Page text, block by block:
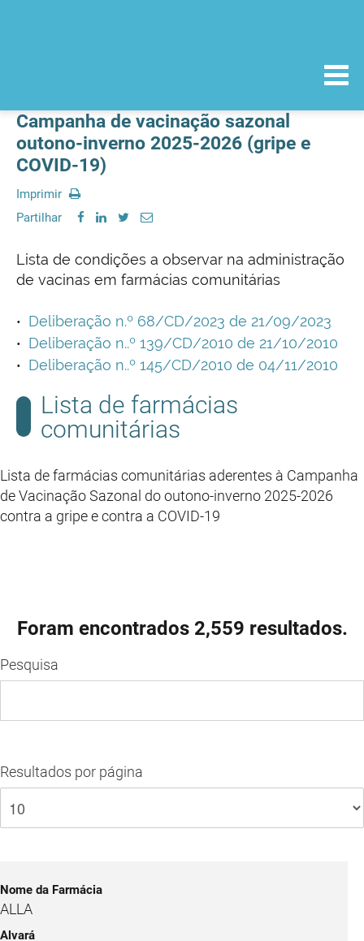
Campanha de vacinação sazonal
outono-inverno 2025-2026 (gripe e
COVID-19)
Imprimir
Partilhar
Lista de condições a observar na administração
de vacinas em farmácias comunitárias
Deliberação n.º 68/CD/2023 de 21/09/2023
Deliberação n..º 139/CD/2010 de 21/10/2010
Deliberação n..º 145/CD/2010 de 04/11/2010
Lista de farmácias
comunitárias
Lista de farmácias comunitárias aderentes à Campanha
de Vacinação Sazonal do outono-inverno 2025-2026
contra a gripe e contra a COVID-19
Foram encontrados 2,559 resultados.
Pesquisa
Resultados por página
ALLA